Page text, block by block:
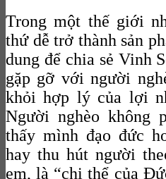
Trong một thế giới
thứ dễ trở thành sản
dung để chia sẻ Vinh
gặp gỡ với người
khỏi hợp lý của lợi
Người nghèo không
thấy mình đạo đức
hay thu hút người
em, là “chi thể của